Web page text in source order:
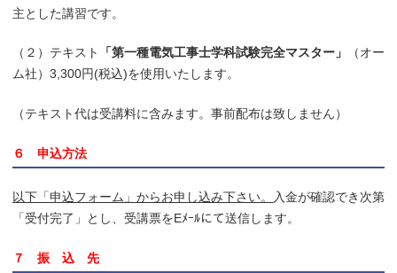
主とした講習です。
（２）テキスト 「第一種電気工事士学科試験完全マスター」
（オー
ム社）3,300円(税込)を使用いたします。
（テキスト代は受講料に含みます。事前配布は致しません）
６ 申込方法
以下「申込フォーム」からお申し込み下さい。
入金が確認でき次第
「受付完了」とし、受講票をEﾒｰﾙにて送信します。
７ 振 込 先